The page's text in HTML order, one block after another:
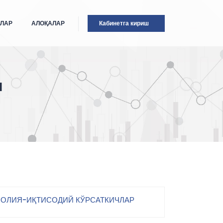
Кабинетга кириш
АЛОҚАЛАР
ИҚТИСОДИЙ КЎРСАТКИЧЛАР